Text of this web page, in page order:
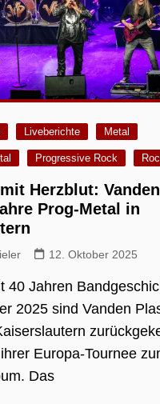
Liveberichte Metal
Progressive Rock
Herzblut:
Prog-Metal in
12. Oktober 2025
40 Jahren
2025 sind Vanden
Europa-Tournee
Das